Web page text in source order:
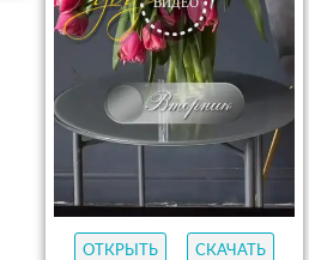
ОТКРЫТЬ СКАЧАТЬ